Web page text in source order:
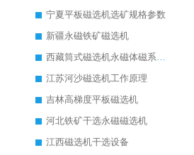
宁夏平板磁选机选矿规格参数
新疆永磁铁矿磁选机
西藏筒式磁选机永磁体磁系设计
江苏河沙磁选机工作原理
吉林高梯度平板磁选机
河北铁矿干选永磁磁选机
江西磁选机干选设备